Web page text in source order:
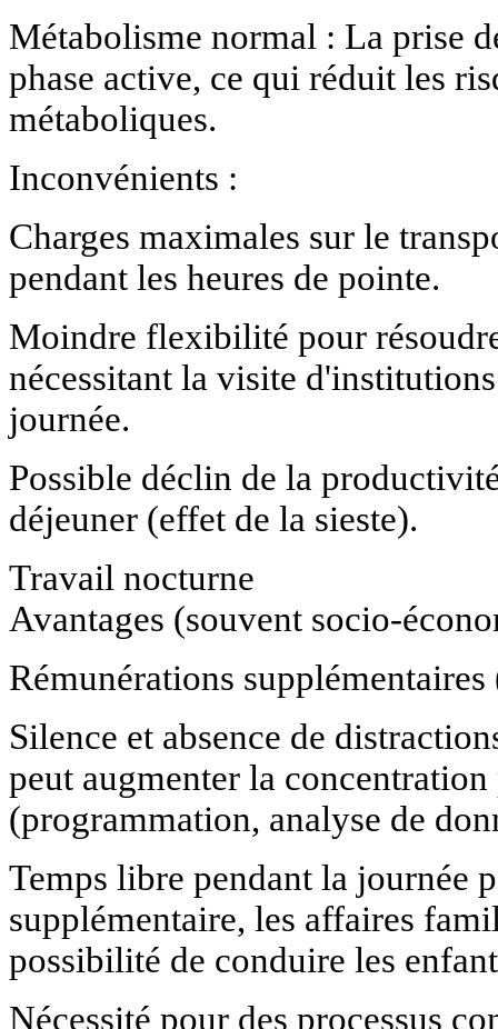
Métabolisme normal : La prise
phase active, ce qui réduit les
métaboliques.
Inconvénients :
Charges maximales sur le
pendant les heures de pointe.
Moindre flexibilité pour
nécessitant la visite
journée.
Possible déclin de la
déjeuner (effet de la sieste).
Travail nocturne
Avantages (souvent socio-
Rémunérations
Silence et absence de
peut augmenter la
(programmation, analyse de
Temps libre pendant la journée
supplémentaire, les affaires
possibilité de conduire les
Nécessité pour des processus